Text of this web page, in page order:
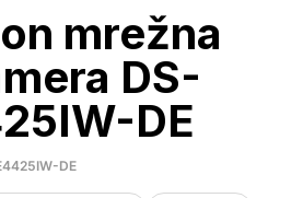
mrežna
DS-
DE
DE